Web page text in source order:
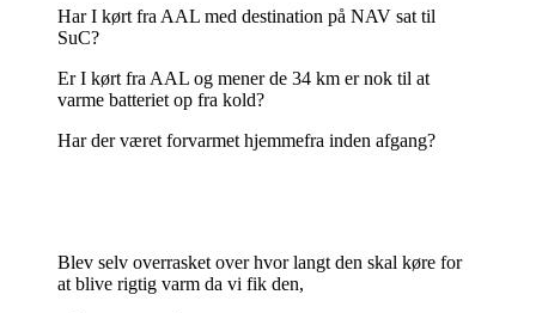
Har I kørt fra AAL med destination på NAV sat til
SuC?
Er I kørt fra AAL og mener de 34 km er nok til at
varme batteriet op fra kold?
Har der været forvarmet hjemmefra inden afgang?
Blev selv overrasket over hvor langt den skal køre for
at blive rigtig varm da vi fik den,